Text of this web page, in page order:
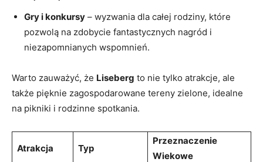
Gry i konkursy – wyzwania dla całej rodziny, które
pozwolą na zdobycie fantastycznych nagród i
niezapomnianych wspomnień.
Warto zauważyć, że Liseberg to nie tylko atrakcje, ale
także pięknie zagospodarowane tereny zielone, idealne
na pikniki i rodzinne spotkania.
Atrakcja Typ
Przeznaczenie
Wiekowe